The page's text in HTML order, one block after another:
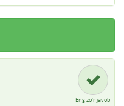
Eng zo'r javob